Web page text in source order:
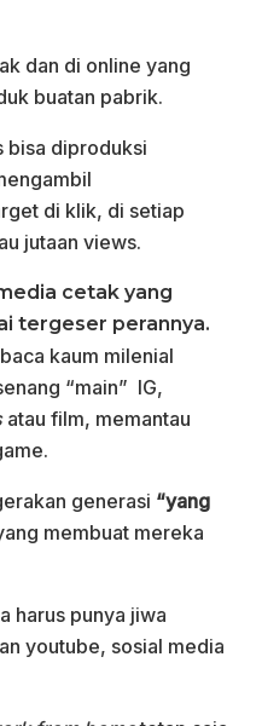
dan di online yang
buatan pabrik.
bisa diproduksi
di klik, di setiap
jutaan views.
cetak yang
tergeser perannya.
kaum milenial
“main” IG,
atau film, memantau
generasi “yang
membuat mereka
harus punya jiwa
youtube, sosial media